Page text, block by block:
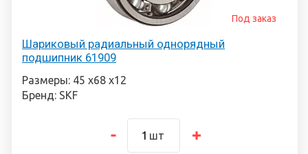
Шариковый радиальный однорядный
подшипник 61909
Под заказ
Размеры: 45 х68 х12
Бренд: SKF
шт